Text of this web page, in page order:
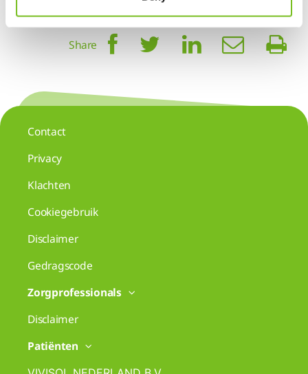
Alle nieuwsitems
Share
Contact
Privacy
Klachten
Cookiegebruik
Disclaimer
Gedragscode
Zorgprofessionals
Disclaimer
Patiënten